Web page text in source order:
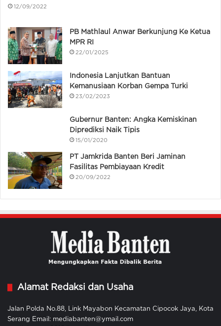
12/09/2022
PB Mathlaul Anwar Berkunjung Ke Ketua
MPR RI
22/01/2025
Indonesia Lanjutkan Bantuan
Kemanusiaan Korban Gempa Turki
23/02/2023
Gubernur Banten: Angka Kemiskinan
Diprediksi Naik Tipis
15/01/2020
PT Jamkrida Banten Beri Jaminan
Fasilitas Pembiayaan Kredit
20/09/2022
Alamat Redaksi dan Usaha
Jalan Polda No.88, Link Mayabon Kecamatan Cipocok Jaya, Kota
Serang Email: mediabanten@ymail.com